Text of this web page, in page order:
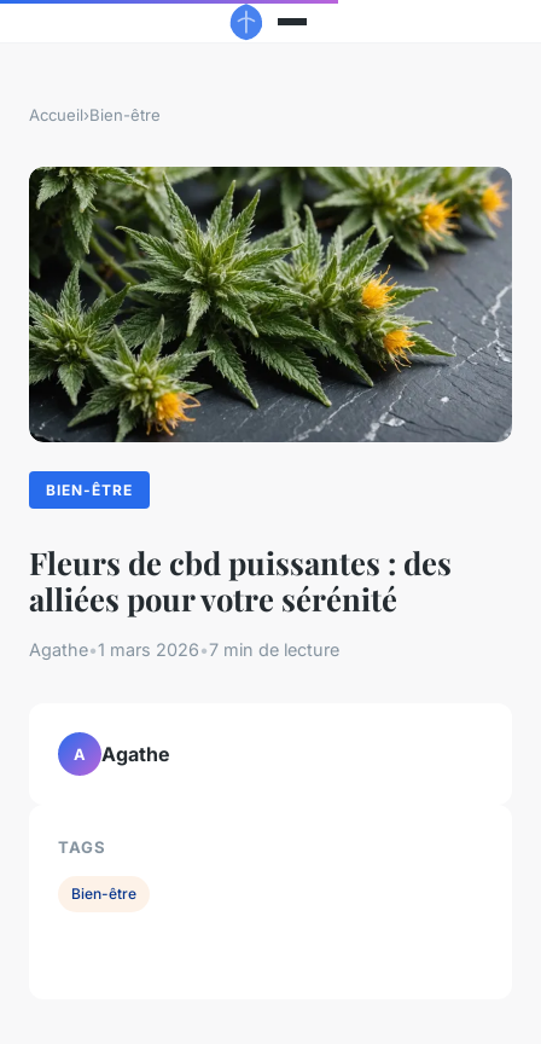
Accueil›Bien-être
BIEN-ÊTRE
Fleurs de cbd puissantes : des
alliées pour votre sérénité
Agathe•1 mars 2026•7 min de lecture
A Agathe
TAGS
Bien-être